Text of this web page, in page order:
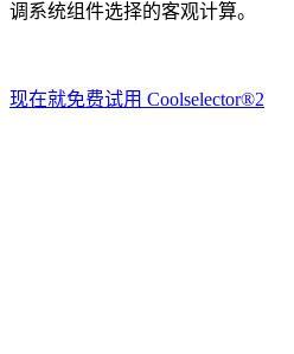
调系统组件选择的客观计算。
现在就免费试用 Coolselector®2